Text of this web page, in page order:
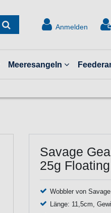
Anmelden
Meeresangeln
Savage
25g
Wobbler von
Länge: 11,5cm,